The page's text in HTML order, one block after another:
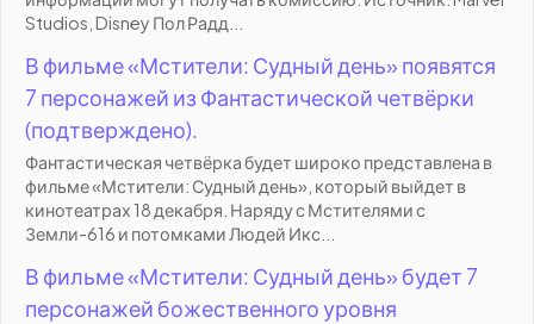
Studios, Disney Пол Радд...
В фильме «Мстители: Судный день» появятся
7 персонажей из Фантастической четвёрки
(подтверждено).
Фантастическая четвёрка будет широко представлена в
фильме «Мстители: Судный день», который выйдет в
кинотеатрах 18 декабря. Наряду с Мстителями с
Земли-616 и потомками Людей Икс...
В фильме «Мстители: Судный день» будет 7
персонажей божественного уровня